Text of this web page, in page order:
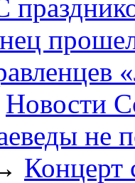
Новости
не
Концерт